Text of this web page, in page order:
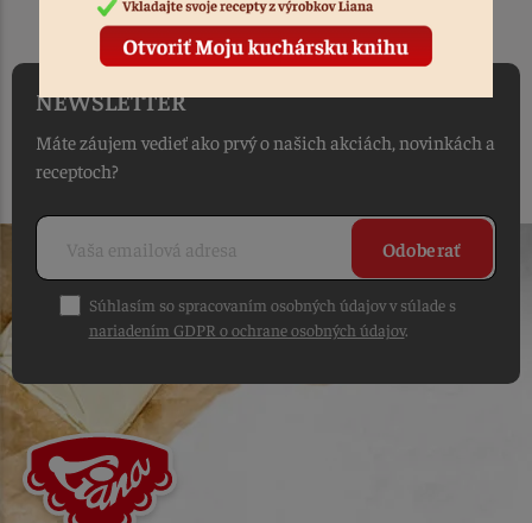
NEWSLETTER
Máte záujem vedieť ako prvý o našich akciách, novinkách a
receptoch?
Odoberať
Súhlasím so spracovaním osobných údajov v súlade s
nariadením GDPR o ochrane osobných údajov.